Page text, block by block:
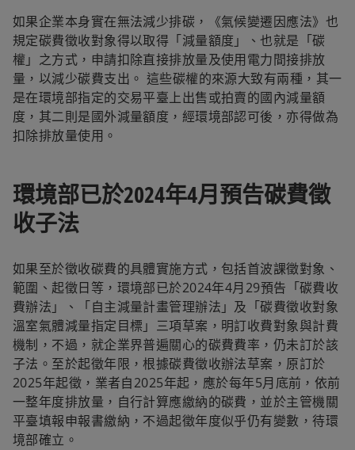
如果企業本身實在無法減少排碳，《氣候變遷因應法》也
規定碳費徵收對象得以取得「減量額度」、也就是「碳
權」之方式，申請扣除直接排放量及使用電力間接排放
量，以減少碳費支出。 這些碳權的來源大致有兩種，其一
是在環境部指定的交易平臺上出售或拍賣的國內減量額
度，其二則是國外減量額度，經環境部認可後，亦得做為
扣除排放量使用。
環境部已於2024年4月預告碳費徵
收子法
如果至於徵收碳費的具體實施方式，包括首波課徵對象、
範圍、起徵日等，環境部已於2024年4月29預告「碳費收
費辦法」、「自主減量計畫管理辦法」及「碳費徵收對象
溫室氣體減量指定目標」三項草案，明訂收費對象與計費
機制，不過，就企業界普遍關心的碳費費率，仍未訂於該
子法。至於起徵年限，根據碳費徵收辦法草案，原訂於
2025年起徵，業者自2025年起，應於每年5月底前，依前
一整年度排放量，自行計算應繳納的碳費，並於主管機關
平臺填報申報書繳納，不過起徵年度似乎仍有變數，待環
境部確立。